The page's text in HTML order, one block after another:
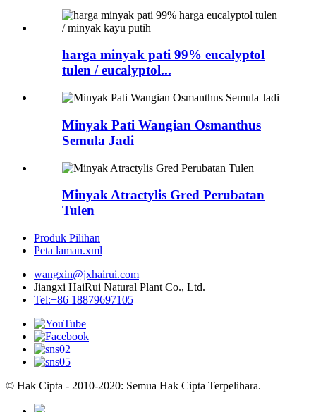
harga minyak pati 99% eucalyptol
tulen / eucalyptol...
Minyak Pati Wangian Osmanthus
Semula Jadi
Minyak Atractylis Gred Perubatan
Tulen
Produk Pilihan
Peta laman.xml
wangxin@jxhairui.com
Jiangxi HaiRui Natural Plant Co., Ltd.
Tel:+86 18879697105
© Hak Cipta - 2010-2020: Semua Hak Cipta Terpelihara.